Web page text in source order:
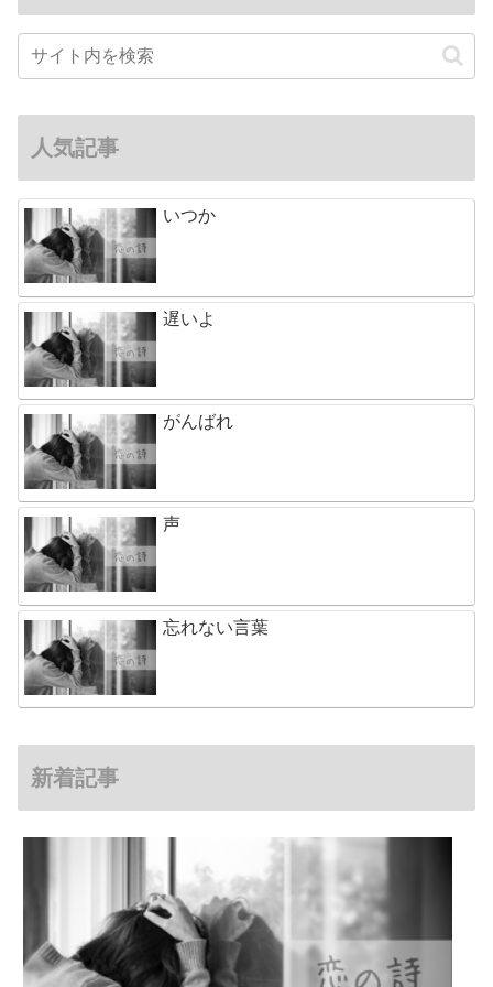
人気記事
いつか
遅いよ
がんばれ
声
忘れない言葉
新着記事